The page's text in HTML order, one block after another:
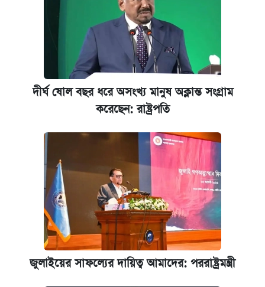
দীর্ঘ ষোল বছর ধরে অসংখ্য মানুষ অক্লান্ত সংগ্রাম
করেছেন: রাষ্ট্রপতি
জুলাইয়ের সাফল্যের দায়িত্ব আমাদের: পররাষ্ট্রমন্ত্রী